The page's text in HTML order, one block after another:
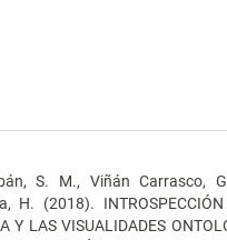
S. M., Viñán Carrasco,
H. (2018).
Y LAS VISUALIDADES